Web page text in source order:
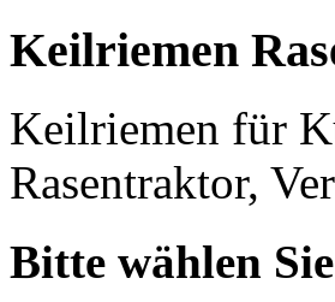
Keilriemen
Keilriemen für
Rasentraktor,
Bitte wählen